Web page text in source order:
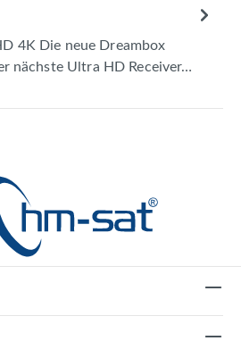
4K Die neue Dreambox
nächste Ultra HD Receiver…